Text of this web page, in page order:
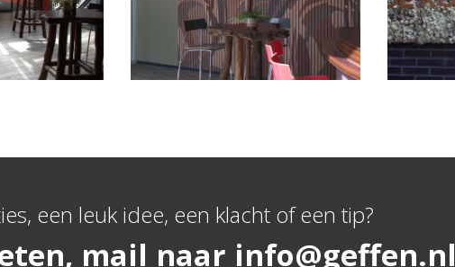
een leuk idee, een klacht of een tip?
mail naar info@geffen.nl